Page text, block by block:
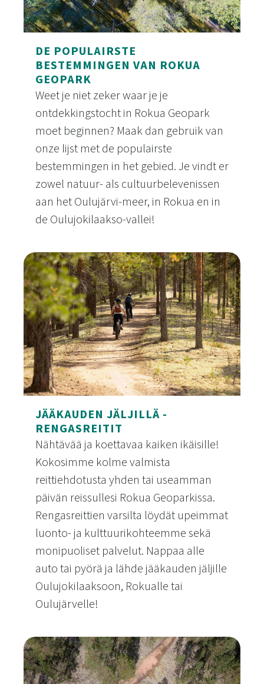
DE POPULAIRSTE
BESTEMMINGEN VAN ROKUA
GEOPARK
Weet je niet zeker waar je je
ontdekkingstocht in Rokua Geopark
moet beginnen? Maak dan gebruik van
onze lijst met de populairste
bestemmingen in het gebied. Je vindt er
zowel natuur- als cultuurbelevenissen
aan het Oulujärvi-meer, in Rokua en in
de Oulujokilaakso-vallei!
De populairste bestemmingen van Rokua
JÄÄKAUDEN JÄLJILLÄ -
RENGASREITIT
Nähtävää ja koettavaa kaiken ikäisille!
Kokosimme kolme valmista
reittiehdotusta yhden tai useamman
päivän reissullesi Rokua Geoparkissa.
Rengasreittien varsilta löydät upeimmat
luonto- ja kulttuurikohteemme sekä
monipuoliset palvelut. Nappaa alle
auto tai pyörä ja lähde jääkauden jäljille
Oulujokilaaksoon, Rokualle tai
Oulujärvelle!
Jääkauden jäljillä -rengasreitit